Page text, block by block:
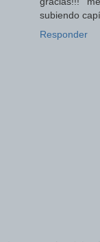
subiendo
Responder